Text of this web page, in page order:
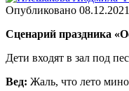
Опубликовано
Сценарий праздника
Дети входят в зал под
Вед: Жаль, что лето